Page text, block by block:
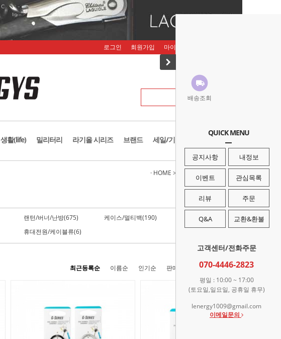
배송조회
QUICK MENU
공지사항 내정보
이벤트 관심목록
리뷰 주문
Q&A 교환&환불
고객센터/전화주문
070-4446-2823
평일 : 10:00 ~ 17:00
(토요일,일요일, 공휴일 휴무)
lenergy1009@gmail.com
이메일문의
로그인 회원가입 마이페이지
생활(life) 밀리터리 라기올 시리즈 브랜드 세일/기획존
· HOME >
랜턴/버너/난방(675) 케이스/멀티백(190)
취사도구(401)
휴대전원/케이블류(6)
최근등록순 이름순 인기순 판매순 높은가격순 낮은가격순